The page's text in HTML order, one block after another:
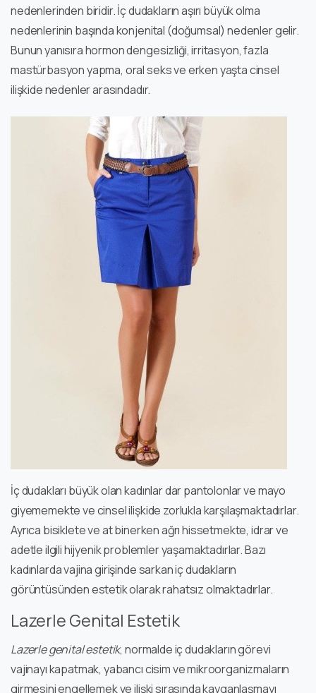
nedenlerinden biridir. İç dudakların aşırı büyük olma
nedenlerinin başında konjenital (doğumsal) nedenler gelir.
Bunun yanısıra hormon dengesizliği, irritasyon, fazla
mastürbasyon yapma, oral seks ve erken yaşta cinsel
ilişkide nedenler arasındadır.
İç dudakları büyük olan kadınlar dar pantolonlar ve mayo
giyememekte ve cinsel ilişkide zorlukla karşılaşmaktadırlar.
Ayrıca bisiklete ve at binerken ağrı hissetmekte, idrar ve
adetle ilgili hijyenik problemler yaşamaktadırlar. Bazı
kadınlarda vajina girişinde sarkan iç dudakların
görüntüsünden estetik olarak rahatsız olmaktadırlar.
Lazerle Genital Estetik
Lazerle genital estetik, normalde iç dudakların görevi
vajinayı kapatmak, yabancı cisim ve mikroorganizmaların
girmesini engellemek ve ilişki sırasında kayganlaşmayı